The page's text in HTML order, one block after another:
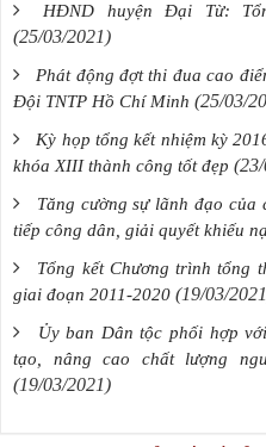
HĐND huyện Đại Từ:
(25/03/2021)
Phát động đợt thi đua cao
Đội TNTP Hồ Chí Minh (25/03/
Kỳ họp tổng kết nhiệm kỳ
khóa XIII thành công tốt đẹp
Tăng cường sự lãnh đạo
tiếp công dân, giải quyết khiếu
Tổng kết Chương trình tổng
giai đoạn 2011-2020 (19/03/
Ủy ban Dân tộc phối hợp
tạo, nâng cao chất lượng
(19/03/2021)